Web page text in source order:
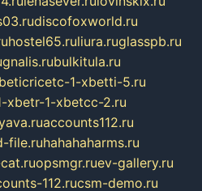
discofoxworld.ru
hostel65.ruliura.ruglasspb.ru
gnalis.rubulkitula.ru
1-xbetti-5.ru
xbetr-1-xbetcc-2.ru
accounts112.ru
file.ruhahahaharms.ru
opsmgr.ruev-gallery.ru
112.rucsm-demo.ru